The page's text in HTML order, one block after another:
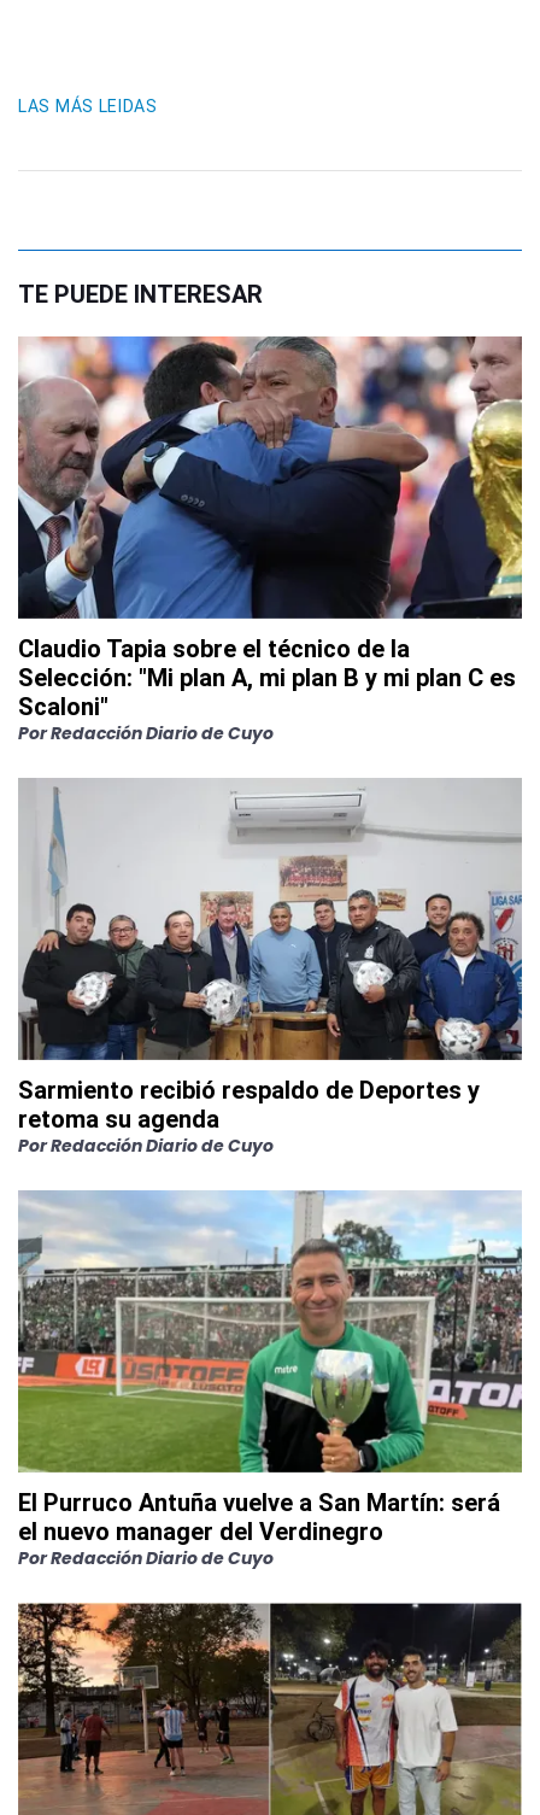
LAS MÁS LEIDAS
TE PUEDE INTERESAR
Claudio Tapia sobre el técnico de la
Selección: "Mi plan A, mi plan B y mi plan C es
Scaloni"
PorRedacción Diario de Cuyo
Sarmiento recibió respaldo de Deportes y
retoma su agenda
PorRedacción Diario de Cuyo
El Purruco Antuña vuelve a San Martín: será
el nuevo manager del Verdinegro
PorRedacción Diario de Cuyo